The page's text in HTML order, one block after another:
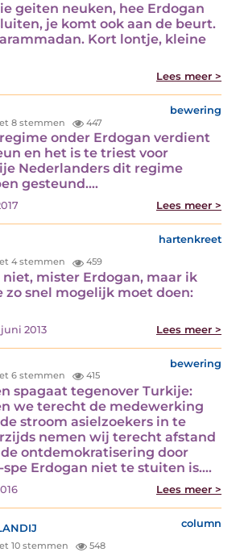
geiten neuken, hee Erdogan
je komt ook aan de beurt.
Kort lontje, kleine
Lees meer >
bewering
8 stemmen 447
onder Erdogan verdient
en het is te triest voor
Nederlanders dit regime
gesteund.…
Lees meer >
hartenkreet
4 stemmen 459
mister Erdogan, maar ik
zo snel mogelijk moet doen:
juni 2013 Lees meer >
bewering
6 stemmen 415
spagaat tegenover Turkije:
we terecht de medewerking
stroom asielzoekers in te
nemen wij terecht afstand
ontdemokratisering door
Erdogan niet te stuiten is.…
Lees meer >
column
10 stemmen 548